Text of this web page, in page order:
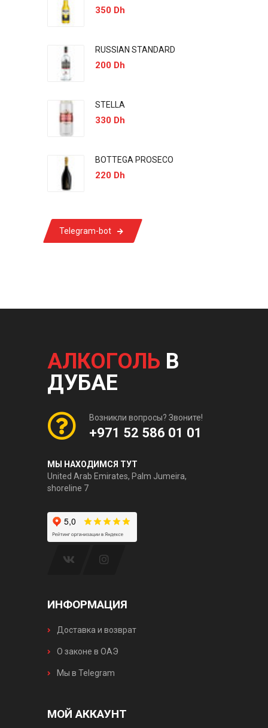
350 Dh
RUSSIAN STANDARD
200 Dh
STELLA
330 Dh
BOTTEGA PROSECO
220 Dh
Telegram-bot
АЛКОГОЛЬ В
ДУБАЕ
Возникли вопросы? Звоните!
+971 52 586 01 01
МЫ НАХОДИМСЯ ТУТ
United Arab Emirates, Palm Jumeira,
shoreline 7
ИНФОРМАЦИЯ
Доставка и возврат
О законе в ОАЭ
Мы в Telegram
МОЙ АККАУНТ